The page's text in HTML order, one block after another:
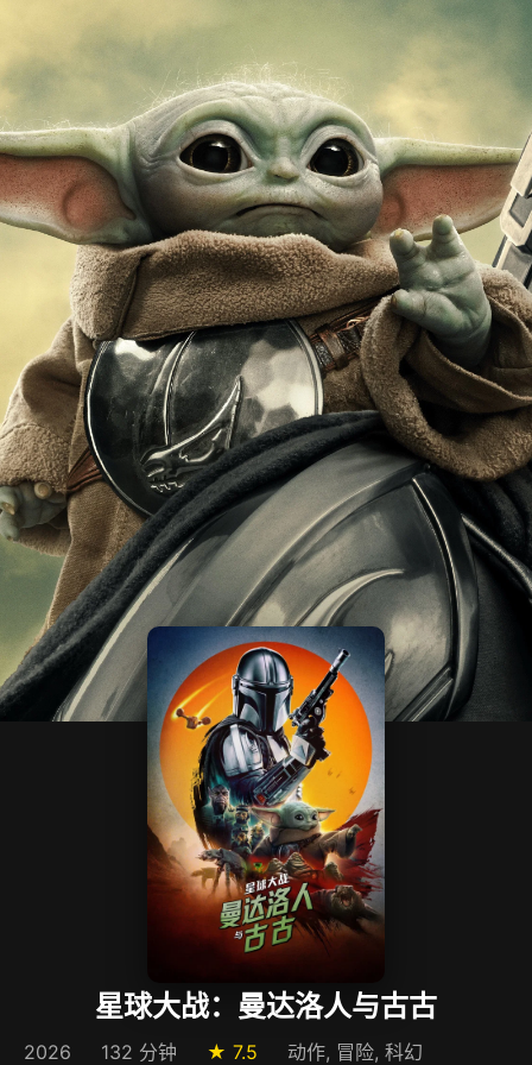
星球大战：曼达洛人与古古
2026 132 分钟 ★ 7.5 动作, 冒险, 科幻